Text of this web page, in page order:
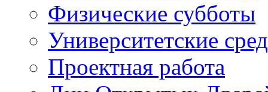
Физические субботы
Университетские
Проектная работа